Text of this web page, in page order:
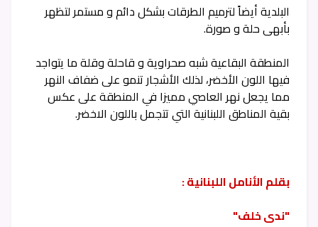
البلدية أيضاً لترميم الطرقات بشكل دائم و مستمر لتظهر
بأبهى حلة و صورة.
المنطقة البقاعية شبه صحراوية و قاحلة وقلة ما يتواجد
فيها اللون الأخضر، لذلك الأشجار تنمو على ضفاف النهر
مما يجعل نهر العاصي مميزا في المنطقة على عكس
بقية المناطق اللبنانية التي تتجمل باللون الاخضر.
بقلم الأنامل اللبنانية :
"ندى خلف"